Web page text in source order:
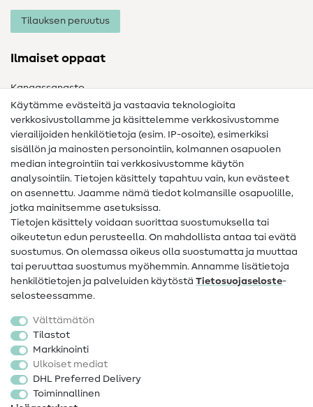
Tilauksen peruutus
Ilmaiset oppaat
Kangassanasto
Ompelusanasto
Ompeluohjeet
Apua ja yhteystiedot
Yhteystiedot
Tietoa omistajanvaihdoksesta
Peruutusoikeus
Suosittu
Kankaat
Ompelutarvikkeet
Ale
Käytämme evästeitä ja vastaavia teknologioita
verkkosivustollamme ja käsittelemme verkkosivustomme
vierailijoiden henkilötietoja (esim. IP-osoite), esimerkiksi
sisällön ja mainosten personointiin, kolmannen osapuolen
median integrointiin tai verkkosivustomme käytön
analysointiin. Tietojen käsittely tapahtuu vain, kun evästeet
on asennettu. Jaamme nämä tiedot kolmansille osapuolille,
jotka mainitsemme asetuksissa.
Tietojen käsittely voidaan suorittaa suostumuksella tai
oikeutetun edun perusteella. On mahdollista antaa tai evätä
suostumus. On olemassa oikeus olla suostumatta ja muuttaa
tai peruuttaa suostumus myöhemmin. Annamme lisätietoja
henkilötietojen ja palveluiden käytöstä Tietosuojaseloste-
selosteessamme.
Välttämätön
Tilastot
Markkinointi
Ulkoiset mediat
DHL Preferred Delivery
Toiminnallinen